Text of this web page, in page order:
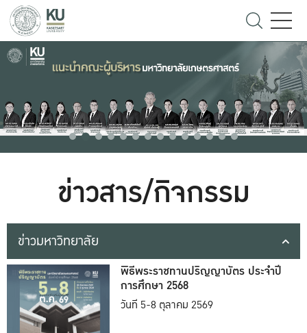
ข่าวสาร/กิจกรรม
ข่าวมหาวิทยาลัย
พิธีพระราชทานปริญญาบัตร ประจำปี
การศึกษา 2568
วันที่ 5-8 ตุลาคม 2569